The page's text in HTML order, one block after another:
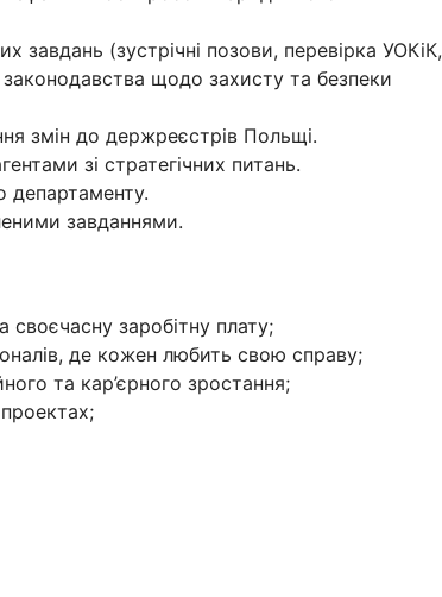
завдань (зустрічні позови, перевірка УОКіК,
щодо захисту та безпеки
змін до держреєстрів Польщі.
зі стратегічних питань.
департаменту.
завданнями.
своєчасну заробітну плату;
де кожен любить свою справу;
та кар’єрного зростання;